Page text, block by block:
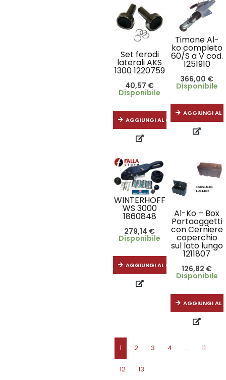
Set ferodi
laterali AKS
1300 1220759
40,57 €
Disponibile
AGGIUNGI AL CARRELLO
Timone Al-
ko completo
60/S a V cod.
1251910
366,00 €
Disponibile
AGGIUNGI AL
WINTERHOFF
WS 3000
1860848
279,14 €
Disponibile
AGGIUNGI AL CARRELLO
Al-Ko – Box
Portaoggetti
con Cerniere
coperchio
sul lato lungo
1211807
126,82 €
Disponibile
AGGIUNGI AL
1 2 3 4 … 11
12 13